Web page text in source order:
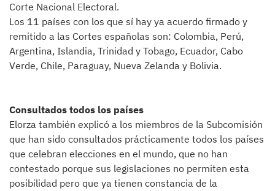
Corte Nacional Electoral.
Los 11 países con los que sí hay ya acuerdo firmado y
remitido a las Cortes españolas son: Colombia, Perú,
Argentina, Islandia, Trinidad y Tobago, Ecuador, Cabo
Verde, Chile, Paraguay, Nueva Zelanda y Bolivia.
Consultados todos los países
Elorza también explicó a los miembros de la Subcomisión
que han sido consultados prácticamente todos los países
que celebran elecciones en el mundo, que no han
contestado porque sus legislaciones no permiten esta
posibilidad pero que ya tienen constancia de la